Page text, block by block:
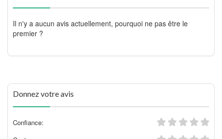
Il n'y a aucun avis actuellement, pourquoi ne pas être le
premier ?
Donnez votre avis
Confiance: